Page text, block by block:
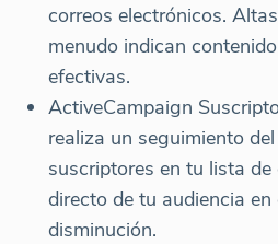
correos electrónicos.
menudo indican
efectivas.
ActiveCampaign
realiza un seguimiento
suscriptores en tu lista
directo de tu audiencia
disminución.